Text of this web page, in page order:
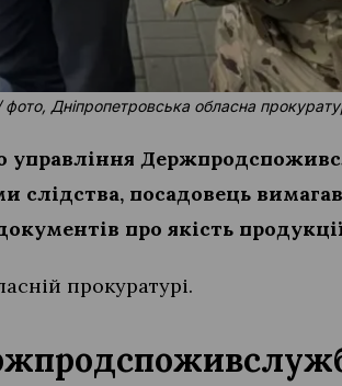
Дніпропетровська обласна
управління
слідства, посадовець
про якість
прокуратурі.